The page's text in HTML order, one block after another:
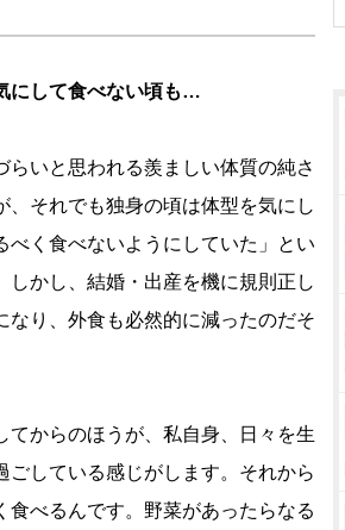
にして食べない頃も…
いと思われる羨ましい体質の純さ
、それでも独身の頃は体型を気にし
べく食べないようにしていた」とい
しかし、結婚・出産を機に規則正し
なり、外食も必然的に減ったのだそ
てからのほうが、私自身、日々を生
ごしている感じがします。それから
食べるんです。野菜があったらなる